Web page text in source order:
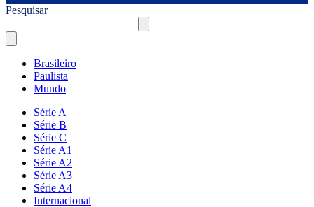
Pesquisar
Brasileiro
Paulista
Mundo
Série A
Série B
Série C
Série A1
Série A2
Série A3
Série A4
Internacional